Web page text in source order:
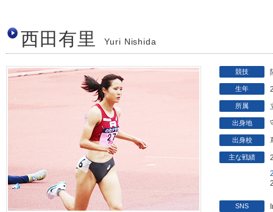
西田有里 Yuri Nishida
競技
生年
所属
出身地
出身校
主な戦績
SNS